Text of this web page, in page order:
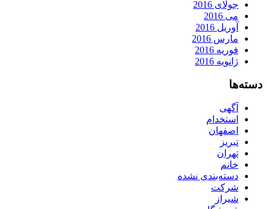
جولای 2016
می 2016
آوریل 2016
مارس 2016
فوریه 2016
ژانویه 2016
دسته‌ها
آگهی
استخدام
اصفهان
تبریز
تهران
خانم
دسته‌بندی نشده
شرکت
شیراز